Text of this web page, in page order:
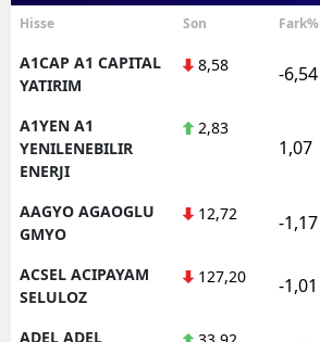
Hisse Son Fark%
A1CAP A1 CAPITAL
YATIRIM
8,58 -6,54
A1YEN A1
YENILENEBILIR
ENERJI
2,83
1,07
AAGYO AGAOGLU
GMYO
12,72 -1,17
ACSEL ACIPAYAM
SELULOZ
127,20 -1,01
ADEL ADEL